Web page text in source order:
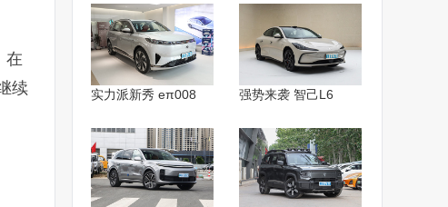
在
续
实力派新秀 eπ008 强势来袭 智己L6